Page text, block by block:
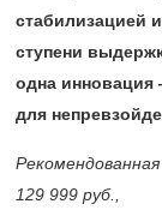
стабилизацией
ступени
одна инновация
для
129 999 руб.,